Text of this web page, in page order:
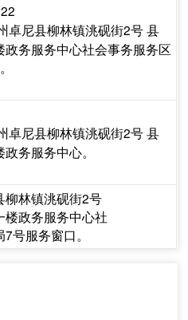
卓尼县柳林镇洮砚街2号 县
政务服务中心社会事务服务区
卓尼县柳林镇洮砚街2号 县
务服务中心。
柳林镇洮砚街2号
楼政务服务中心社
号服务窗口。